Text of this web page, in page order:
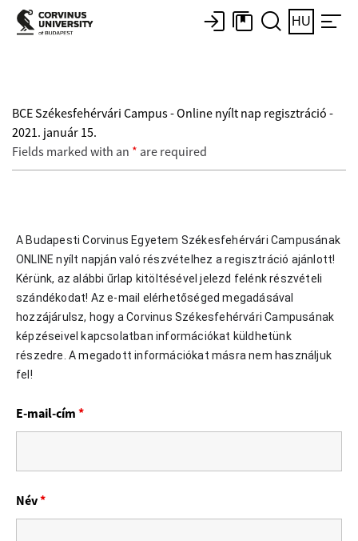
HU
BCE Székesfehérvári Campus - Online nyílt nap regisztráció -
2021. január 15.
Fields marked with an * are required
A Budapesti Corvinus Egyetem Székesfehérvári Campusának
ONLINE nyílt napján való részvételhez a regisztráció ajánlott!
Kérünk, az alábbi űrlap kitöltésével jelezd felénk részvételi
szándékodat! Az e-mail elérhetőséged megadásával
hozzájárulsz, hogy a Corvinus Székesfehérvári Campusának
képzéseivel kapcsolatban információkat küldhetünk
részedre. A megadott információkat másra nem használjuk
fel!
E-mail-cím*
Név*